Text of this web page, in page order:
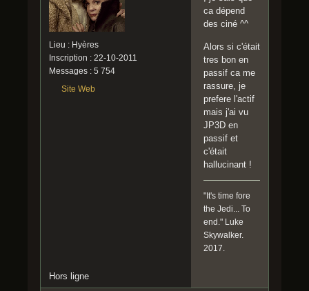
Lieu : Hyères
Inscription : 22-10-2011
Messages : 5 754
Site Web
ca dépend
des ciné ^^
Alors si c'était
tres bon en
passif ca me
rassure, je
prefere l'actif
mais j'ai vu
JP3D en
passif et
c'était
hallucinant !
"It's time fore
the Jedi... To
end." Luke
Skywalker.
2017.
Hors ligne